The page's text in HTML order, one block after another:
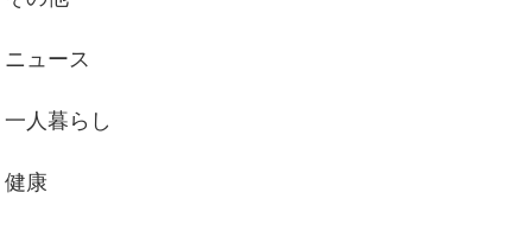
ニュース
一人暮らし
健康